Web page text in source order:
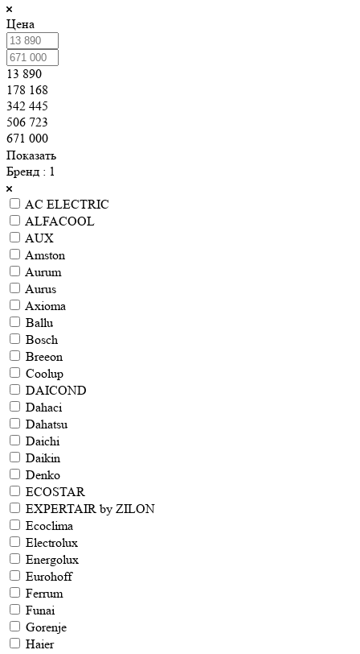
Цена
13 890
178 168
342 445
506 723
671 000
Показать
Бренд : 1
AC ELECTRIC
ALFACOOL
AUX
Amston
Aurum
Aurus
Axioma
Ballu
Bosch
Breeon
Coolup
DAICOND
Dahaci
Dahatsu
Daichi
Daikin
Denko
ECOSTAR
EXPERTAIR by ZILON
Ecoclima
Electrolux
Energolux
Eurohoff
Ferrum
Funai
Gorenje
Haier